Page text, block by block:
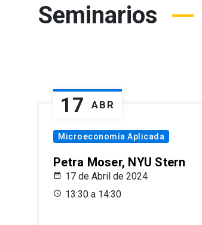
Seminarios
17 ABR
Microeconomía Aplicada
Petra Moser, NYU Stern
17 de Abril de 2024
13:30 a 14:30